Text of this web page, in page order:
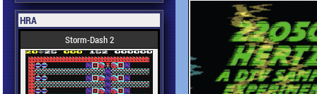
HRA
Storm-Dash 2